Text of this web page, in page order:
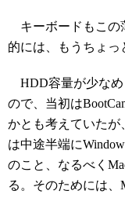
キーボードもこの
的には、もうちょっ
HDD容量が少なめ
ので、当初は
かとも考えていたが
は中途半端に
のこと、なるべく
る。そのためには、